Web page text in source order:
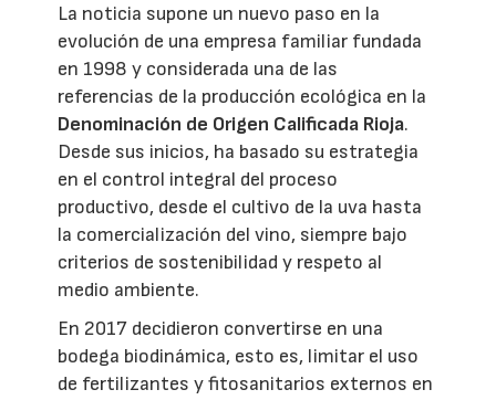
La noticia supone un nuevo paso en la
evolución de una empresa familiar fundada
en 1998 y considerada una de las
referencias de la producción ecológica en la
Denominación de Origen Calificada Rioja.
Desde sus inicios, ha basado su estrategia
en el control integral del proceso
productivo, desde el cultivo de la uva hasta
la comercialización del vino, siempre bajo
criterios de sostenibilidad y respeto al
medio ambiente.
En 2017 decidieron convertirse en una
bodega biodinámica, esto es, limitar el uso
de fertilizantes y fitosanitarios externos en